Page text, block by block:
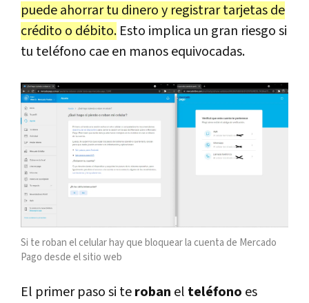
puede ahorrar tu dinero y registrar tarjetas de
crédito o débito. Esto implica un gran riesgo si
tu teléfono cae en manos equivocadas.
Si te roban el celular hay que bloquear la cuenta de Mercado
Pago desde el sitio web
El primer paso si teroban el teléfono es